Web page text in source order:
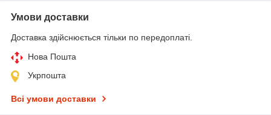
Умови доставки
Доставка здійснюється тільки по передоплаті.
Нова Пошта
Укрпошта
Всі умови доставки